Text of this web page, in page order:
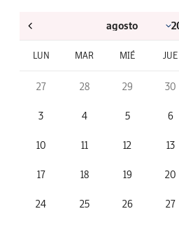
LUN MAR MIÉ JUE
27 28 29 30
3 4 5 6
10 11 12 13
17 18 19 20
24 25 26 27